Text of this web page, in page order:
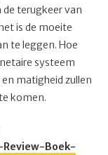
de terugkeer van
is de moeite
te leggen. Hoe
systeem
matigheid zullen
komen.
Boek-